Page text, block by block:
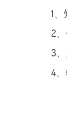
1、
2、
3、
4、